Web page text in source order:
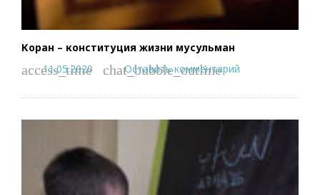
Коран – конституция жизни мусульман
access_time
11.05.2020 chat_bubble_outline
Оставить комментарий